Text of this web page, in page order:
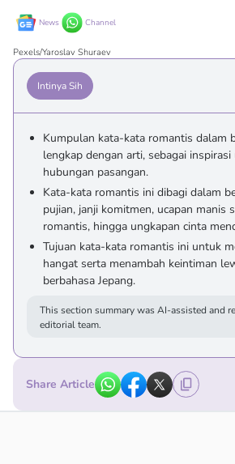
News Channel
Pexels/Yaroslav Shuraev
Intinya Sih
Kumpulan kata-kata romantis dalam
lengkap dengan arti, sebagai
hubungan pasangan.
Kata-kata romantis ini dibagi dalam
pujian, janji komitmen, ucapan manis
romantis, hingga ungkapan cinta
Tujuan kata-kata romantis ini untuk
hangat serta menambah keintiman
berbahasa Jepang.
This section summary was AI-assisted and
editorial team.
Share Article